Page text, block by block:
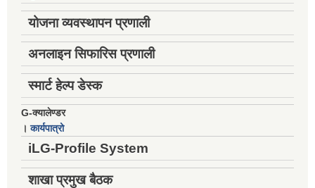
योजना व्यवस्थापन प्रणाली
अनलाइन सिफारिस प्रणाली
स्मार्ट हेल्प डेस्क
G-क्यालेण्डर
।कार्यपात्रो
iLG-Profile System
शाखा प्रमुख बैठक